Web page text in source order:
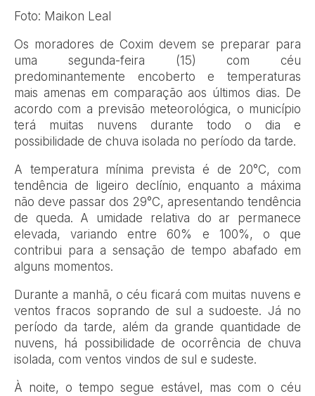
Foto: Maikon Leal
Os moradores de Coxim devem se preparar para
uma segunda-feira (15) com céu
predominantemente encoberto e temperaturas
mais amenas em comparação aos últimos dias. De
acordo com a previsão meteorológica, o município
terá muitas nuvens durante todo o dia e
possibilidade de chuva isolada no período da tarde.
A temperatura mínima prevista é de 20°C, com
tendência de ligeiro declínio, enquanto a máxima
não deve passar dos 29°C, apresentando tendência
de queda. A umidade relativa do ar permanece
elevada, variando entre 60% e 100%, o que
contribui para a sensação de tempo abafado em
alguns momentos.
Durante a manhã, o céu ficará com muitas nuvens e
ventos fracos soprando de sul a sudoeste. Já no
período da tarde, além da grande quantidade de
nuvens, há possibilidade de ocorrência de chuva
isolada, com ventos vindos de sul e sudeste.
À noite, o tempo segue estável, mas com o céu